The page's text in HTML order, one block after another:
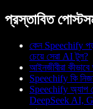
প্রস্তাবিত
কেন Speechify
চেয়ে সেরা AI টুল?
আইনজীবীরা
Speechify কি
Speechify অ্যাপ
DeepSeek AI,